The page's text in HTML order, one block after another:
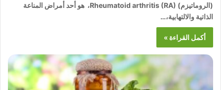
(الروماتيزم) Rheumatoid arthritis (RA)، هو أحد أمراض المناعة
الذاتية والالتهابية،…
أكمل القراءة »